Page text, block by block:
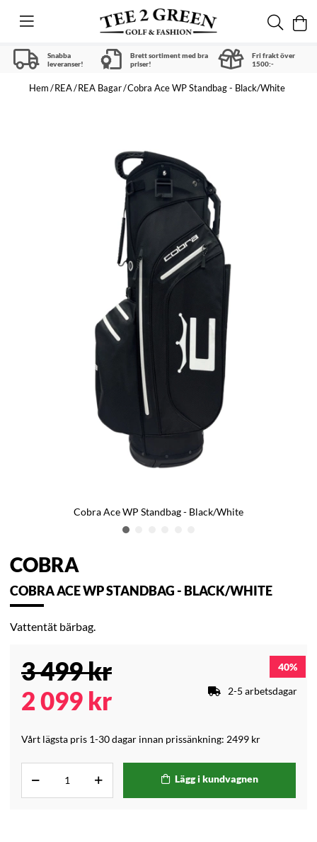
Snabba
leveranser!
Brett sortiment med bra
priser!
Fri frakt över
1500:-
Hem REA REA Bagar Cobra Ace WP Standbag - Black/White
Cobra Ace WP Standbag - Black/White
COBRA
COBRA ACE WP STANDBAG - BLACK/WHITE
Vattentät bärbag.
3 499kr
2 099 kr
Vårt lägsta pris 1-30 dagar innan prissänkning: 2499 kr
40
2-5 arbetsdagar
Lägg i kundvagnen